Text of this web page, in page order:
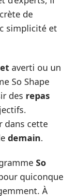
de
simplicité et
averti ou un
So Shape
des repas
dans cette
demain.
So
quiconque
À